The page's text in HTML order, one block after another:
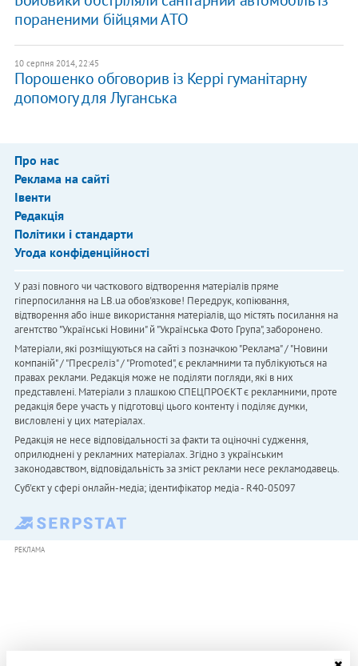
пораненими бійцями АТО
10 серпня 2014, 22:45
Порошенко обговорив із Керрі гуманітарну
допомогу для Луганська
Про нас
Реклама на сайті
Івенти
Редакція
Політики і стандарти
Угода конфіденційності
У разі повного чи часткового відтворення матеріалів пряме
гіперпосилання на LB.ua обов'язкове! Передрук, копіювання,
відтворення або інше використання матеріалів, що містять посилання на
агентство "Українськi Новини" й "Українська Фото Група", заборонено.
Матеріали, які розміщуються на сайті з позначкою "Реклама" / "Новини
компаній" / "Пресреліз" / "Promoted", є рекламними та публікуються на
правах реклами. Редакція може не поділяти погляди, які в них
представлені. Матеріали з плашкою СПЕЦПРОЄКТ є рекламними, проте
редакція бере участь у підготовці цього контенту і поділяє думки,
висловлені у цих матеріалах.
Редакція не несе відповідальності за факти та оціночні судження,
оприлюднені у рекламних матеріалах. Згідно з українським
законодавством, відповідальність за зміст реклами несе рекламодавець.
Cуб'єкт у сфері онлайн-медіа; ідентифікатор медіа - R40-05097
РЕКЛАМА